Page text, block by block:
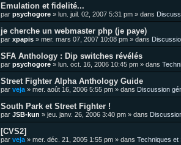
Emulation et fidelité...
par psychogore » lun. juil. 02, 2007 5:31 pm » dans
je cherche un webmaster php (je paye)
par xpapis » mer. mars 07, 2007 10:08 pm » dans
SFA Anthology : Dip switches révélés
par psychogore » lun. oct. 16, 2006 10:45 pm » dans
Street Fighter Alpha Anthology Guide
par veja » mer. août 16, 2006 5:55 pm » dans Discussion
South Park et Street Fighter !
par JSB-kun » jeu. janv. 26, 2006 3:40 pm » dans
[CVS2]
par veja » mer. déc. 21, 2005 1:55 pm » dans Techniques et